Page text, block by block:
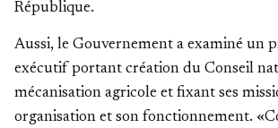
République.
Aussi, le Gouvernement a examiné un
exécutif portant création du Conseil
mécanisation agricole et fixant ses
organisation et son fonctionnement.